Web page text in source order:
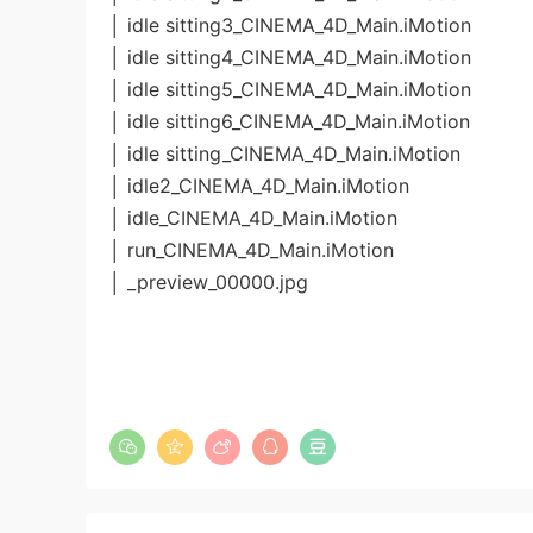
│ idle sitting3_CINEMA_4D_Main.iMotion
│ idle sitting4_CINEMA_4D_Main.iMotion
│ idle sitting5_CINEMA_4D_Main.iMotion
│ idle sitting6_CINEMA_4D_Main.iMotion
│ idle sitting_CINEMA_4D_Main.iMotion
│ idle2_CINEMA_4D_Main.iMotion
│ idle_CINEMA_4D_Main.iMotion
│ run_CINEMA_4D_Main.iMotion
│ _preview_00000.jpg